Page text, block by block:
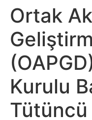
Ortak
Kurulu
Tütüncü